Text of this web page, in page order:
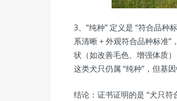
3、“纯种” 定义是 “符合品种
系清晰 + 外观符合品种标准”
状（如改善毛色、增强体质
这类犬只仍属 “纯种”，但基
结论：证书证明的是 “犬只符